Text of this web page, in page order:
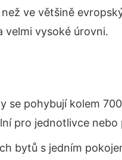
ve většině
velmi vysoké úrovni.
se pohybují kolem
pro jednotlivce nebo
bytů s jedním